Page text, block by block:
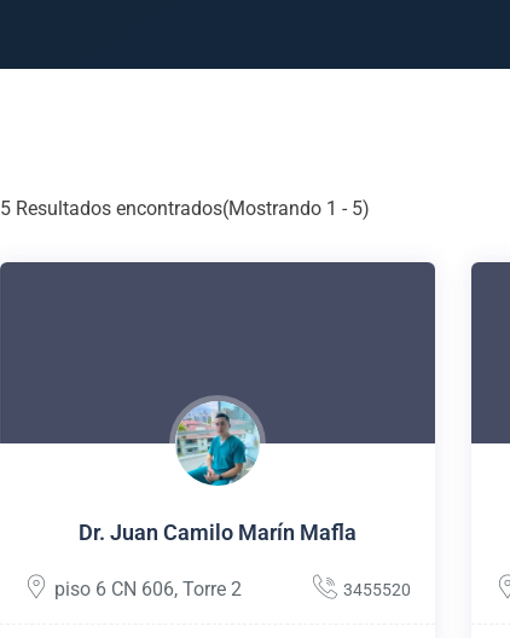
5Resultados encontrados(Mostrando 1 - 5)
Dr. Juan Camilo Marín Mafla
piso 6 CN 606, Torre 2 3455520